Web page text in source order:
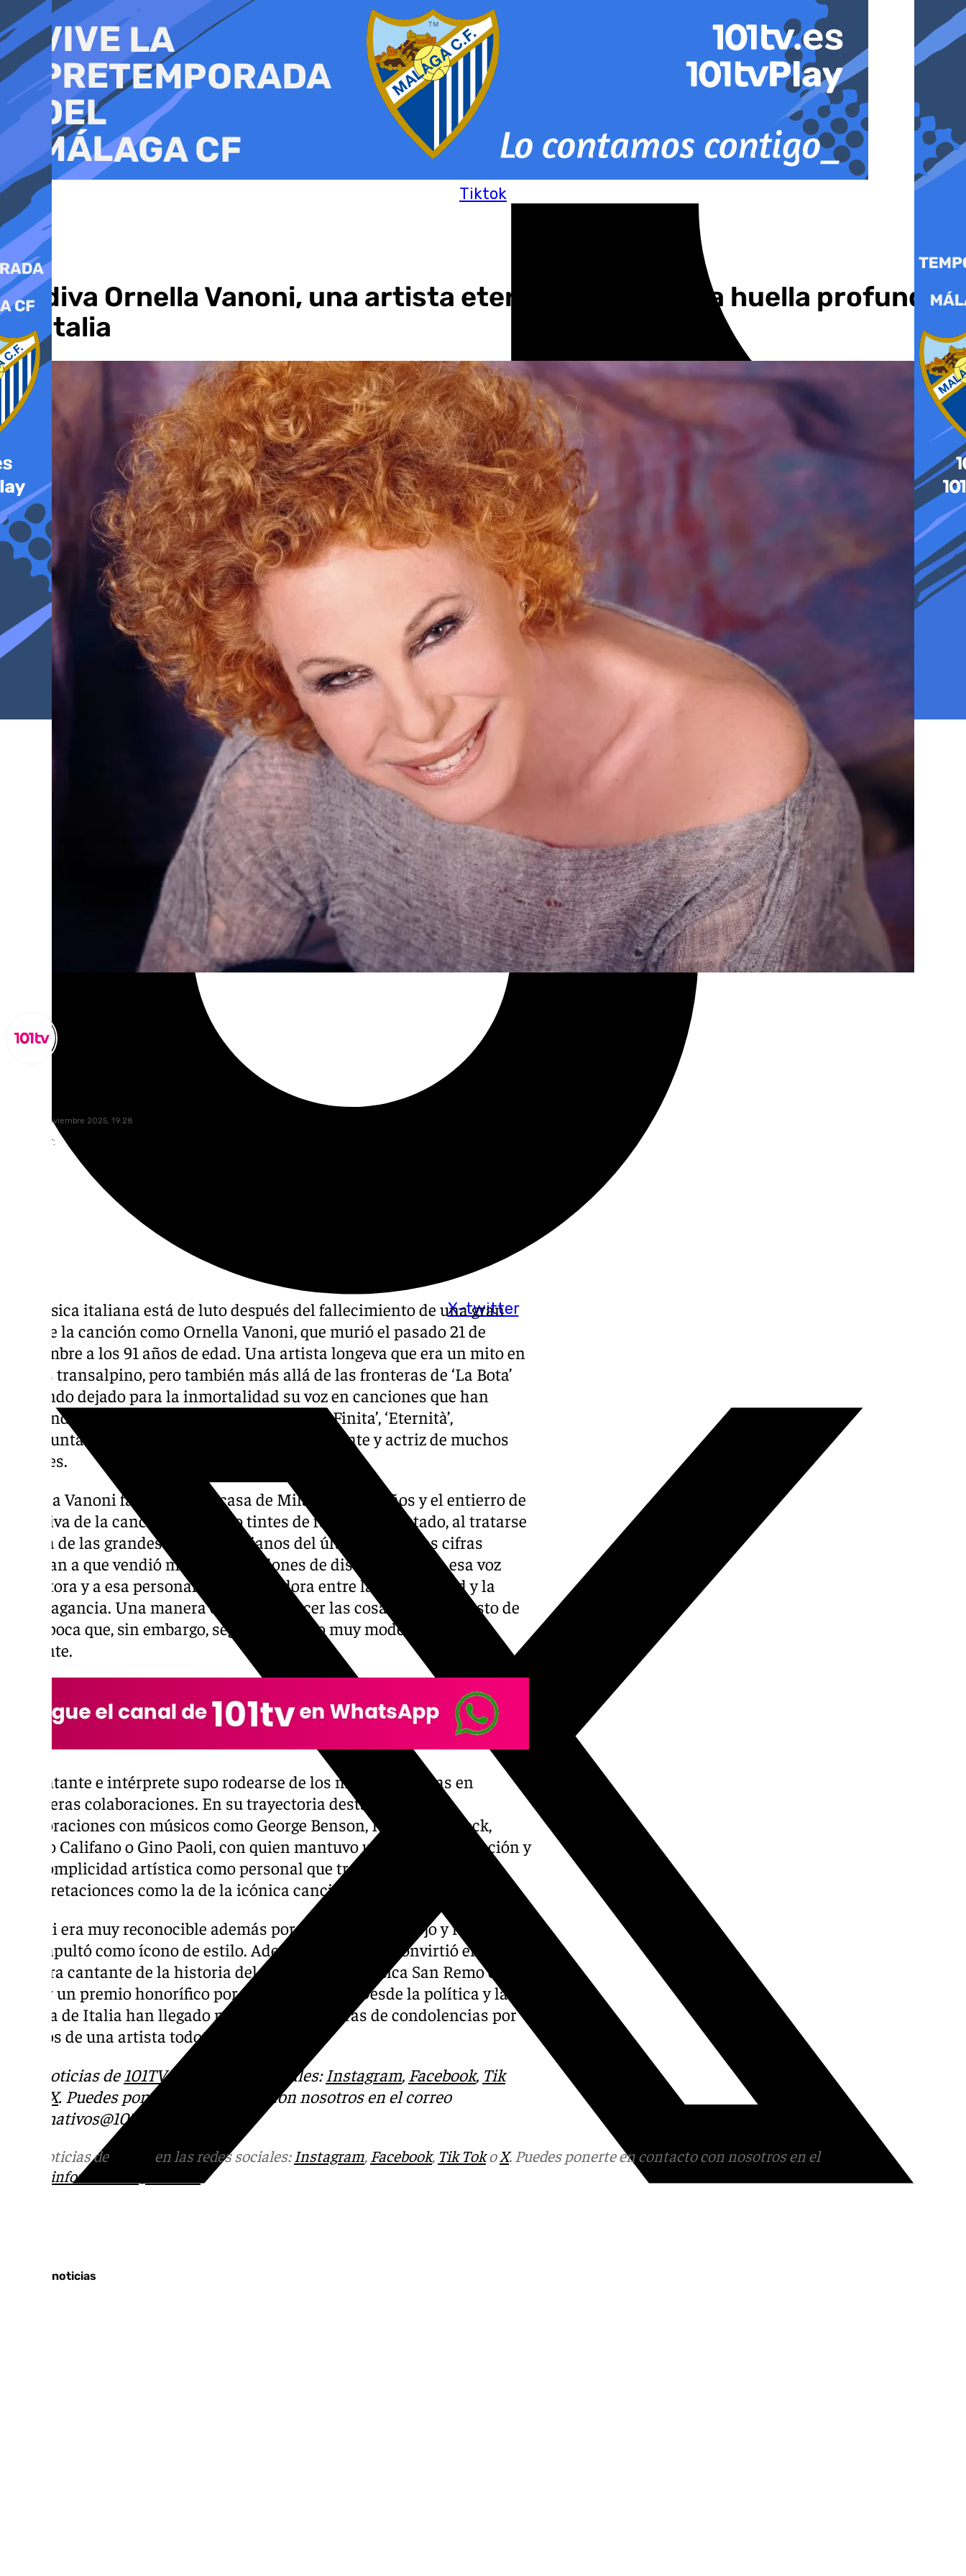
al
contenido
Tiktok
X-twitter
La diva Ornella Vanoni, una artista eterna que deja una huella profunda
en Italia
lunes, 24 noviembre 2025, 19:28
Compartir:
La música italiana está de luto después del fallecimiento de una gran
diva de la canción como Ornella Vanoni, que murió el pasado 21 de
noviembre a los 91 años de edad. Una artista longeva que era un mito en
el país transalpino, pero también más allá de las fronteras de ‘La Bota’
habiendo dejado para la inmortalidad su voz en canciones que han
trascendido generaciones como ‘La Musica è Finita’, ‘Eternità’,
‘L’Appuntamento’ o ‘Una Ragione di Più’. Cantante y actriz de muchos
quilates.
Ornella Vanoni falleció en su casa de Milán a los 91 años y el entierro de
esta diva de la canción ha tenido tintes de funeral del Estado, al tratarse
de una de las grandes artistas italianos del último siglo. Las cifras
apuntan a que vendió más de 50 millones de discos gracias a esa voz
seductora y a esa personalidad arrolladora entre la sensualidad y la
extravagancia. Una manera clásica de hacer las cosas, con ese gusto de
otra época que, sin embargo, seguía sonando muy moderno en el
presente.
La cantante e intérprete supo rodearse de los mejores artistas en
fructíferas colaboraciones. En su trayectoria destacan sus
colaboraciones con músicos como George Benson, Herbie Hancock,
Franco Califano o Gino Paoli, con quien mantuvo una estrecha relación y
una complicidad artística como personal que trasluce en
interpretacionces como la de la icónica canción ‘Senza fine’.
Vanoni era muy reconocible además por su cabello pelirrojo y rizado que
la catapultó como ícono de estilo. Además, en 1999 se convirtió en la
primera cantante de la historia del festival de la música San Remo en
recibir un premio honorífico por toda su carrera. Desde la política y la
cultura de Italia han llegado numerosas muestras de condolencias por
el adiós de una artista todoterreno.
Más noticias de 101TVen las redes sociales: Instagram, Facebook, Tik
X. Puedes ponerte en contacto con nosotros en el correo
informativos@101tv.es
Más noticias de en las redes sociales: Instagram, Facebook, Tik TokoX. Puedes ponerte en contacto con nosotros en el
informativos@101tv.es
Últimas noticias